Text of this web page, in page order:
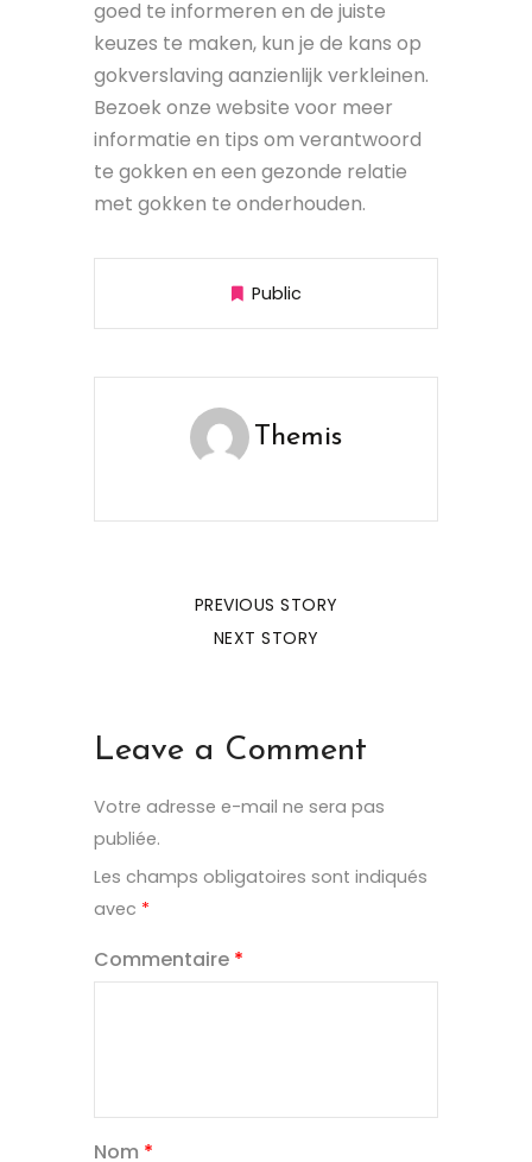
goed te informeren en de juiste
keuzes te maken, kun je de kans op
gokverslaving aanzienlijk verkleinen.
Bezoek onze website voor meer
informatie en tips om verantwoord
te gokken en een gezonde relatie
met gokken te onderhouden.
Public
Themis
PREVIOUS STORY
NEXT STORY
Leave a Comment
Votre adresse e-mail ne sera pas
publiée.
Les champs obligatoires sont indiqués
avec *
Commentaire *
Nom *